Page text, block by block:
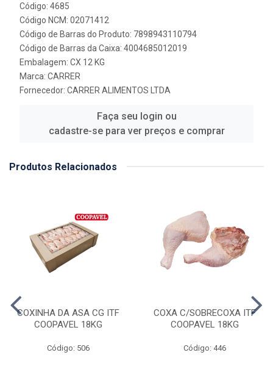
Código: 4685
Código NCM: 02071412
Código de Barras do Produto: 7898943110794
Código de Barras da Caixa: 4004685012019
Embalagem: CX 12 KG
Marca: CARRER
Fornecedor: CARRER ALIMENTOS LTDA
Faça seu login ou
cadastre-se para ver preços e comprar
Produtos Relacionados
COXINHA DA ASA CG ITF
COOPAVEL 18KG
Código: 506
COXA C/SOBRECOXA ITF
COOPAVEL 18KG
Código: 446